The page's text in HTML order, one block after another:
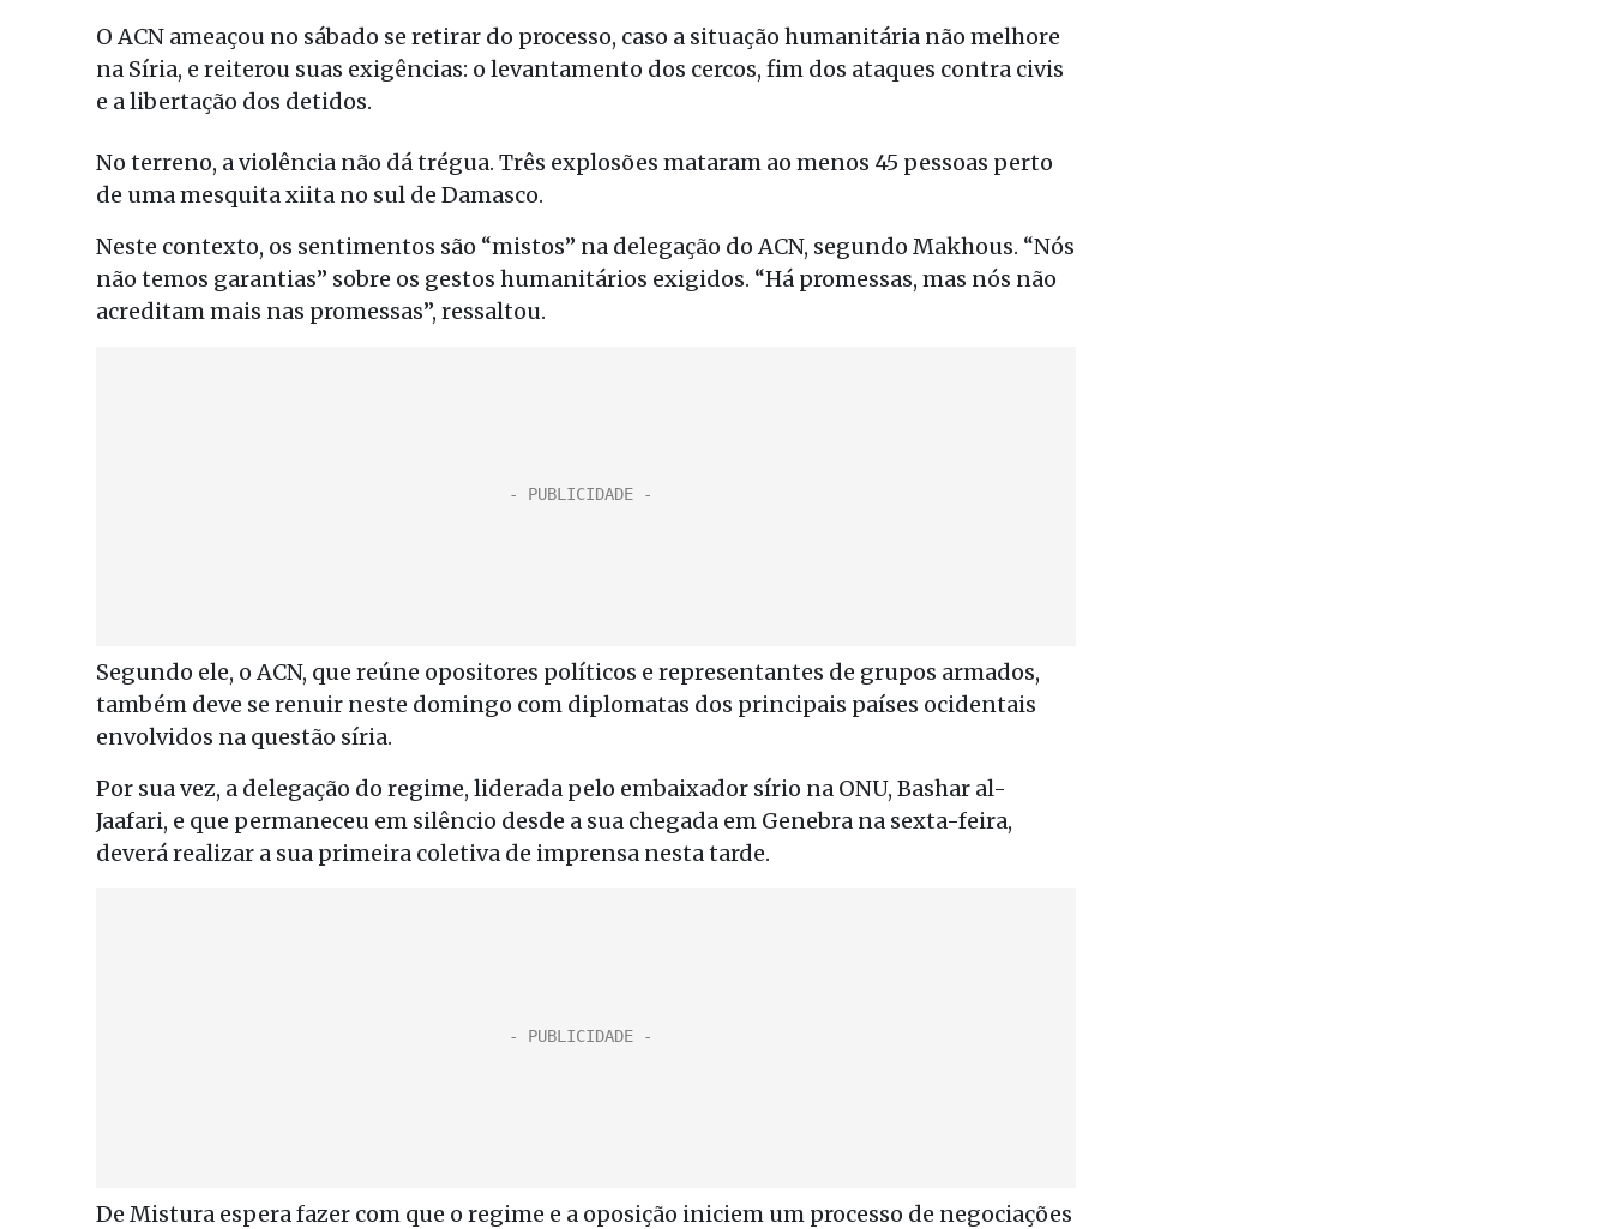
O ACN ameaçou no sábado se retirar do processo, caso a situação humanitária não melhore
na Síria, e reiterou suas exigências: o levantamento dos cercos, fim dos ataques contra civis
e a libertação dos detidos.
No terreno, a violência não dá trégua. Três explosões mataram ao menos 45 pessoas perto
de uma mesquita xiita no sul de Damasco.
Neste contexto, os sentimentos são “mistos” na delegação do ACN, segundo Makhous. “Nós
não temos garantias” sobre os gestos humanitários exigidos. “Há promessas, mas nós não
acreditam mais nas promessas”, ressaltou.
Segundo ele, o ACN, que reúne opositores políticos e representantes de grupos armados,
também deve se renuir neste domingo com diplomatas dos principais países ocidentais
envolvidos na questão síria.
Por sua vez, a delegação do regime, liderada pelo embaixador sírio na ONU, Bashar al-
Jaafari, e que permaneceu em silêncio desde a sua chegada em Genebra na sexta-feira,
deverá realizar a sua primeira coletiva de imprensa nesta tarde.
De Mistura espera fazer com que o regime e a oposição iniciem um processo de negociações